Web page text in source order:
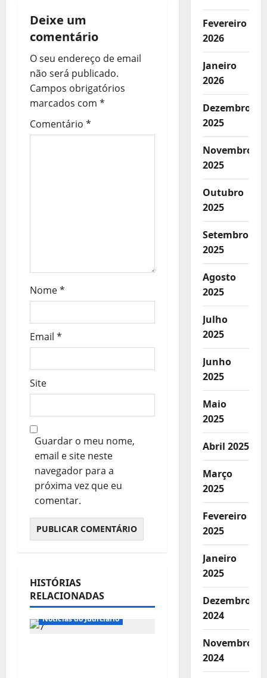
o
d
e
a
r
Deixe um
comentário
O seu endereço de email
não será publicado.
Campos obrigatórios
marcados com *
Comentário *
Nome*
Email *
Site
Guardar o meu nome,
email e site neste
navegador para a
próxima vez que eu
comentar.
HISTÓRIAS
RELACIONADAS
Notícias de Entidades
Notícias do Judiciário
Fevereiro
2026
Janeiro
2026
Dezembro
2025
Novembro
2025
Outubro
2025
Setembro
2025
Agosto
2025
Julho
2025
Junho
2025
Maio
2025
Abril 2025
Março
2025
Fevereiro
2025
Janeiro
2025
Dezembro
2024
Novembro
2024